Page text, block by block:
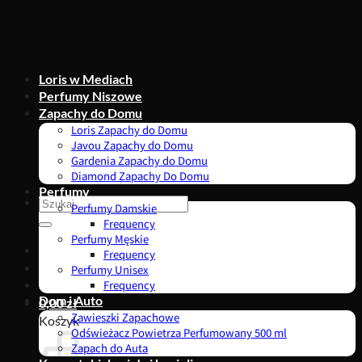
Szukaj:
0,00zł
Koszyk
Loris w Mediach
Perfumy Niszowe
Zapachy do Domu
Loris Zapachy do Domu
Javou Zapachy do Domu
Gardenia Zapachy do Domu
Diamond Zapachy Do Domu
Perfumy
Perfumy Damskie
Frequency
Perfumy Męskie
Frequency
Perfumy Unisex
Frequency
Dom i Auto
Zawieszki Zapachowe
Odświeżacz Powietrza Perfumowany 500 ml
Zapach do Auta